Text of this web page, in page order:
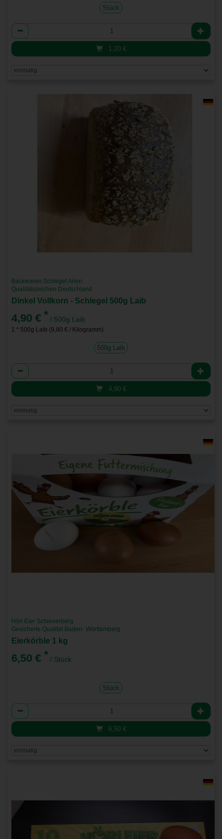
Stück
Anzahl
1,20 €
Backwaren Schlegel Arlen
Qualitätszeichen Deutschland
Dinkel Vollkorn - Schlegel 500g Laib
4,90 € * / 500g Laib
1 * 500g Laib (9,80 € / Kilogramm)
500g Laib
Anzahl
4,90 €
Höri Eier Schienerberg
Gesicherte Qualität Baden- Württemberg
Eierkörble 1 kg
6,50 € * / Stück
Stück
Anzahl
6,50 €